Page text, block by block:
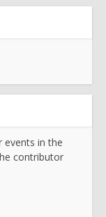
events in the
contributor